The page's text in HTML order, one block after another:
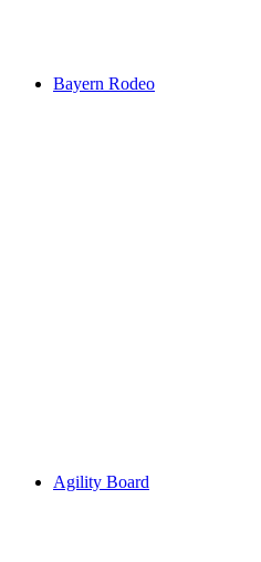
Bayern Rodeo
Agility Board